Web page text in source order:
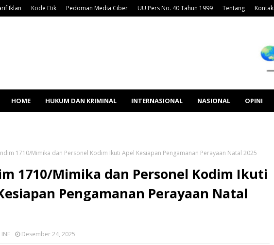
Iklan Kode Etik Pedoman Media Ciber UU Pers No. 40 Tahun 1999 Tentang Kontak
HOME HUKUM DAN KRIMINAL INTERNASIONAL NASIONAL OPINI
1710/Mimika dan Personel Kodim Ikuti Apel Kesiapan Pengamanan Perayaan Natal 2025
1710/Mimika dan Personel Kodim Ikuti
Pengamanan Perayaan Natal
Desember 24, 2025